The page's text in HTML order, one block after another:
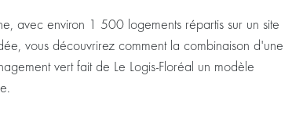
avec environ 1 500 logements répartis sur un site
vous découvrirez comment la combinaison d'une
vert fait de Le Logis-Floréal un modèle